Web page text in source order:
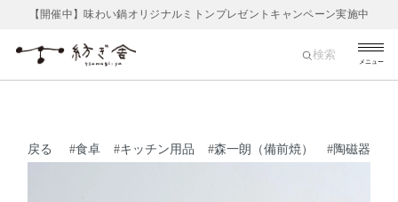
【開催中】味わい鍋オリジナルミトンプレゼントキャンペーン実施中
メニュー
検索
戻る #食卓 #キッチン用品 #森一朗（備前焼） #陶磁器